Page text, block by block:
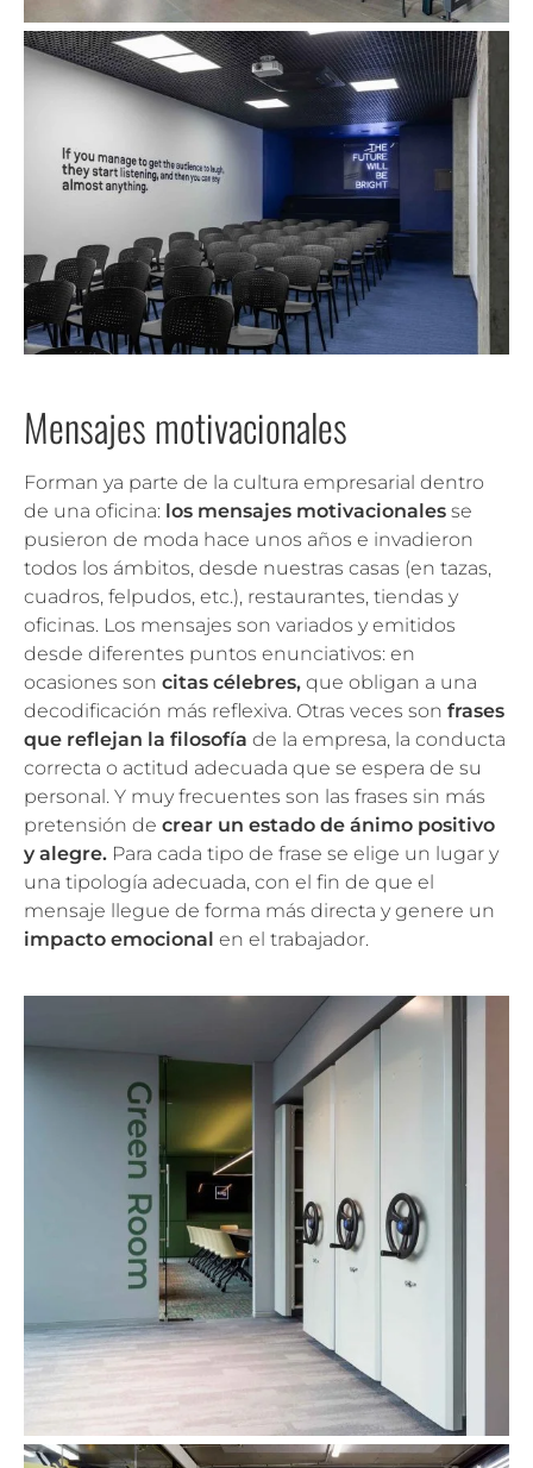
Mensajes motivacionales
Forman ya parte de la cultura empresarial dentro
de una oficina: los mensajes motivacionales se
pusieron de moda hace unos años e invadieron
todos los ámbitos, desde nuestras casas (en tazas,
cuadros, felpudos, etc.), restaurantes, tiendas y
oficinas. Los mensajes son variados y emitidos
desde diferentes puntos enunciativos: en
ocasiones son citas célebres, que obligan a una
decodificación más reflexiva. Otras veces son frases
que reflejan la filosofía de la empresa, la conducta
correcta o actitud adecuada que se espera de su
personal. Y muy frecuentes son las frases sin más
pretensión de crear un estado de ánimo positivo
y alegre. Para cada tipo de frase se elige un lugar y
una tipología adecuada, con el fin de que el
mensaje llegue de forma más directa y genere un
impacto emocional en el trabajador.